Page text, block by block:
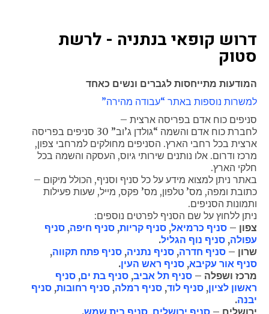
דרוש קופאי בנתניה - לרשת
סטוק
המודעות מתייחסות לגברים ונשים כאחד
למשרות נוספות באתר “עבודה מהירה”
סניפים כוח אדם בפריסה ארצית –
לחברת כוח אדם והשמה “גולדן ג’וב” 30 סניפים בפריסה
ארצית בכל רחבי הארץ. הסניפים מחולקים למרחבי צפון,
מרכז ודרום. אלו נותנים שירותי גיוס, העסקה והשמה בכל
חלקי הארץ.
באתר ניתן למצוא מידע על כל סניף וסניף, הכולל מיקום –
כתובת ומפה, מס’ טלפון, מס’ פקס, מייל, שעות פעילות
ותמונות הסניפים.
ניתן ללחוץ על שם הסניף לפרטים נוספים:
צפון – סניף כרמיאל, סניף קריות, סניף חיפה, סניף
עפולה, סניף נוף הגליל.
שרון – סניף חדרה, סניף נתניה, סניף פתח תקווה,
סניף אור עקיבא, סניף ראש העין.
מרכז ושפלה – סניף תל אביב, סניף בת ים, סניף
ראשון לציון, סניף לוד, סניף רמלה, סניף רחובות, סניף
יבנה.
ירושלים – סניף ירושלים, סניף בית שמש.